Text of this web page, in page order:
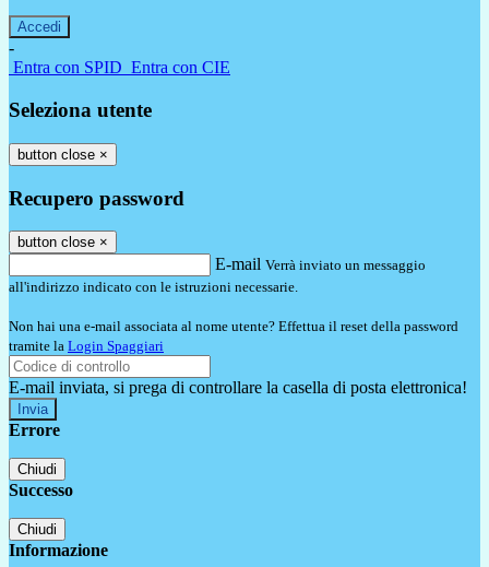
-
Entra con SPID Entra con CIE
Seleziona utente
button close ×
Recupero password
button close ×
E-mail Verrà inviato un messaggio
all'indirizzo indicato con le istruzioni necessarie.
Non hai una e-mail associata al nome utente? Effettua il reset della password
tramite la Login Spaggiari
E-mail inviata, si prega di controllare la casella di posta elettronica!
Errore
Chiudi
Successo
Chiudi
Informazione